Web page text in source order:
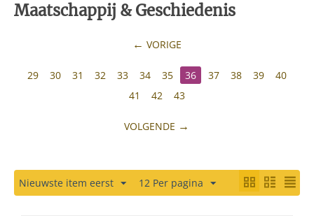
Maatschappij & Geschiedenis
VORIGE
29 30 31 32 33 34 35 36 37 38 39
40
41
42 43
VOLGENDE
Nieuwste item eerst 12 Per pagina